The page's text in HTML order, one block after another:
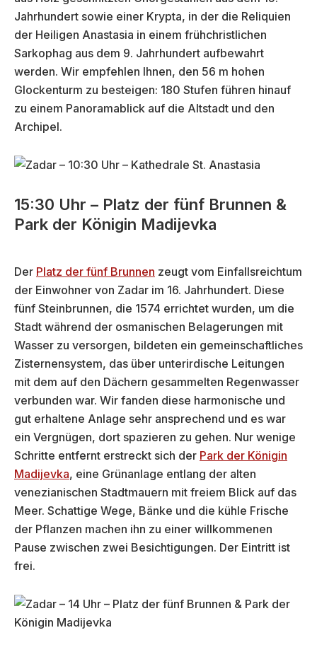
Jahrhundert sowie einer Krypta, in der die Reliquien
der Heiligen Anastasia in einem frühchristlichen
Sarkophag aus dem 9. Jahrhundert aufbewahrt
werden. Wir empfehlen Ihnen, den 56 m hohen
Glockenturm zu besteigen: 180 Stufen führen hinauf
zu einem Panoramablick auf die Altstadt und den
Archipel.
15:30 Uhr – Platz der fünf Brunnen &
Park der Königin Madijevka
Der Platz der fünf Brunnen zeugt vom Einfallsreichtum
der Einwohner von Zadar im 16. Jahrhundert. Diese
fünf Steinbrunnen, die 1574 errichtet wurden, um die
Stadt während der osmanischen Belagerungen mit
Wasser zu versorgen, bildeten ein gemeinschaftliches
Zisternensystem, das über unterirdische Leitungen
mit dem auf den Dächern gesammelten Regenwasser
verbunden war. Wir fanden diese harmonische und
gut erhaltene Anlage sehr ansprechend und es war
ein Vergnügen, dort spazieren zu gehen. Nur wenige
Schritte entfernt erstreckt sich der Park der Königin
Madijevka, eine Grünanlage entlang der alten
venezianischen Stadtmauern mit freiem Blick auf das
Meer. Schattige Wege, Bänke und die kühle Frische
der Pflanzen machen ihn zu einer willkommenen
Pause zwischen zwei Besichtigungen. Der Eintritt ist
frei.